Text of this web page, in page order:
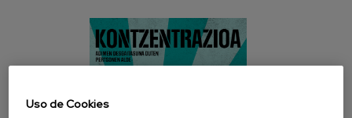
Uso de Cookies